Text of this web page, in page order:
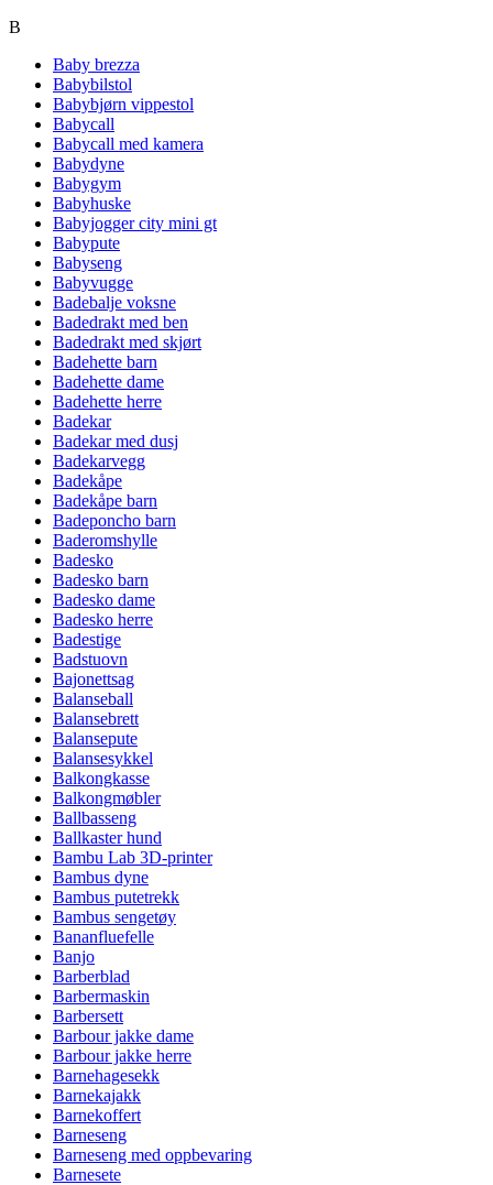
B
Baby brezza
Babybilstol
Babybjørn vippestol
Babycall
Babycall med kamera
Babydyne
Babygym
Babyhuske
Babyjogger city mini gt
Babypute
Babyseng
Babyvugge
Badebalje voksne
Badedrakt med ben
Badedrakt med skjørt
Badehette barn
Badehette dame
Badehette herre
Badekar
Badekar med dusj
Badekarvegg
Badekåpe
Badekåpe barn
Badeponcho barn
Baderomshylle
Badesko
Badesko barn
Badesko dame
Badesko herre
Badestige
Badstuovn
Bajonettsag
Balanseball
Balansebrett
Balansepute
Balansesykkel
Balkongkasse
Balkongmøbler
Ballbasseng
Ballkaster hund
Bambu Lab 3D-printer
Bambus dyne
Bambus putetrekk
Bambus sengetøy
Bananfluefelle
Banjo
Barberblad
Barbermaskin
Barbersett
Barbour jakke dame
Barbour jakke herre
Barnehagesekk
Barnekajakk
Barnekoffert
Barneseng
Barneseng med oppbevaring
Barnesete